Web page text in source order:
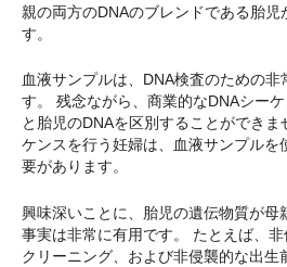
親の両方のDNAのブレンドである胎児
す。
血液サンプルは、DNA検査のための
す。 残念ながら、商業的なDNAシー
と胎児のDNAを区別することができ
ケンスを行う妊婦は、血液サンプルを
要があります。
興味深いことに、胎児の遺伝物質が母
事実は非常に有用です。 たとえば、
クリーニング、および非侵襲的な出生